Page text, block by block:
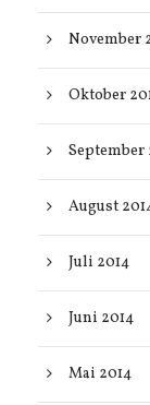
November
Oktober
September
August
Juli 2014
Juni 2014
Mai 2014